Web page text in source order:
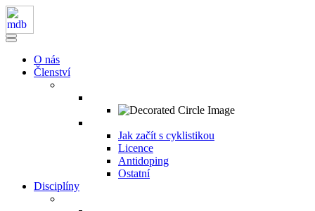
O nás
Členství
Jak začít s cyklistikou
Licence
Antidoping
Ostatní
Disciplíny